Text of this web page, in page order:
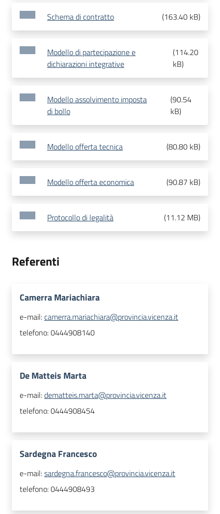
Schema di contratto (163.40 kB)
Modello di partecipazione e
dichiarazioni integrative
(114.20
kB)
Modello assolvimento imposta
di bollo
(90.54
kB)
Modello offerta tecnica (80.80 kB)
Modello offerta economica (90.87 kB)
Protocollo di legalità (11.12 MB)
Referenti
Camerra Mariachiara
e-mail:camerra.mariachiara@provincia.vicenza.it
telefono:0444908140
De Matteis Marta
e-mail:dematteis.marta@provincia.vicenza.it
telefono:0444908454
Sardegna Francesco
e-mail:sardegna.francesco@provincia.vicenza.it
telefono:0444908493